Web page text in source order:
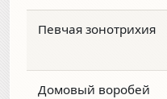
Певчая зонотрихия
Домовый воробей